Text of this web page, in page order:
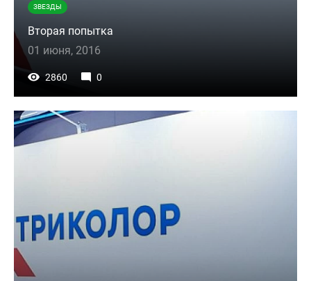
ЗВЕЗДЫ
Вторая попытка
01 июня, 2016
2860 0